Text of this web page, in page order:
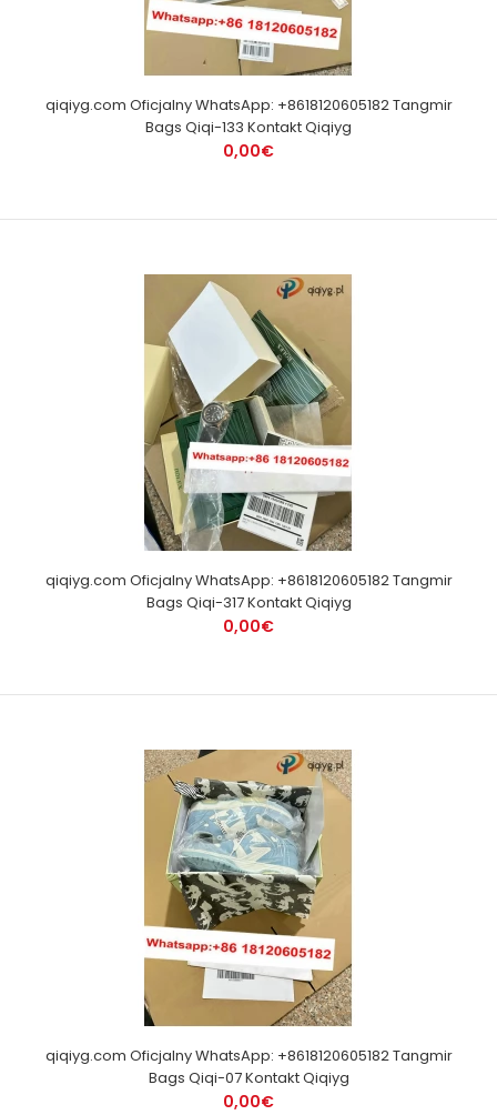
qiqiyg.com Oficjalny WhatsApp: +8618120605182 Tangmir
Bags Qiqi-133 Kontakt Qiqiyg
0,00€
qiqiyg.com Oficjalny WhatsApp: +8618120605182 Tangmir
Bags Qiqi-317 Kontakt Qiqiyg
0,00€
qiqiyg.com Oficjalny WhatsApp: +8618120605182 Tangmir
Bags Qiqi-07 Kontakt Qiqiyg
0,00€